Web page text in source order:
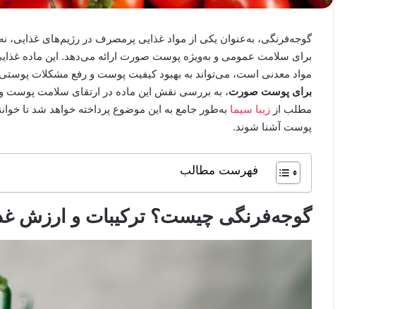
گوجه‌فرنگی، به‌عنوان یکی از مواد غذایی پرمصرف در رژیم‌های غذایی،
برای سلامت عمومی و به‌ویژه پوست صورت ارائه می‌دهد. این ماده
مواد معدنی است، می‌تواند به بهبود کیفیت پوست و رفع مشکلات
برای پوست صورت، به بررسی نقش این ماده در ارتقای سلامت پوست و
مطلب از زیبا سیما به‌طور جامع به این موضوع پرداخته خواهد شد تا
پوست آشنا شوند.
فهرست مطالب
گوجه‌فرنگی چیست؟ ترکیبات و ارزش